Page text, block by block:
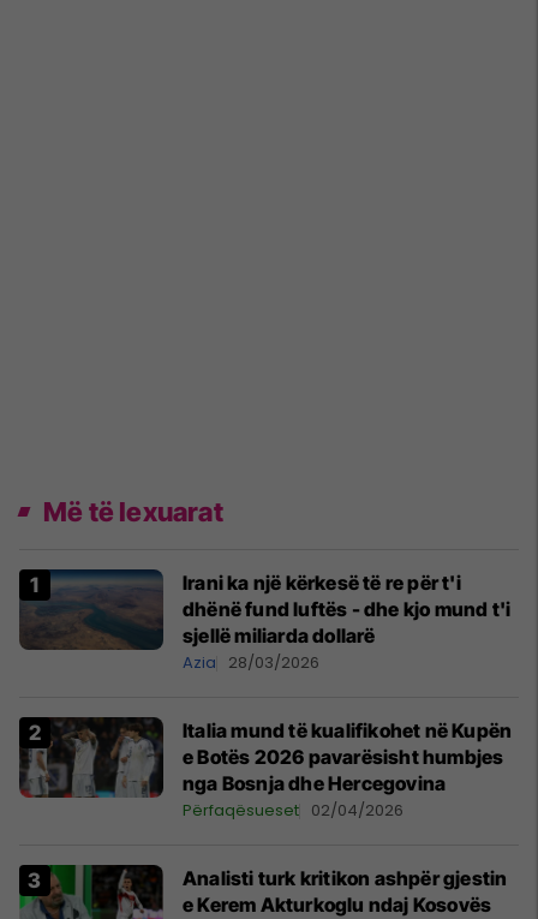
Më të lexuarat
Irani ka një kërkesë të re për t'i
dhënë fund luftës - dhe kjo mund t'i
sjellë miliarda dollarë
Azia 28/03/2026
Italia mund të kualifikohet në Kupën
e Botës 2026 pavarësisht humbjes
nga Bosnja dhe Hercegovina
Përfaqësueset 02/04/2026
Analisti turk kritikon ashpër gjestin
e Kerem Akturkoglu ndaj Kosovës